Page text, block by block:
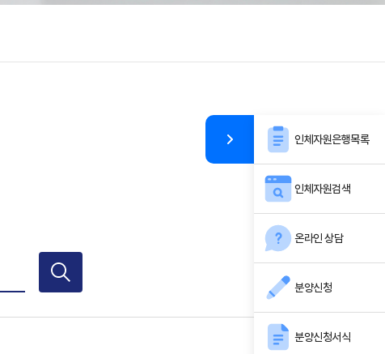
인체자원은행목록
인체자원검색
온라인 상담
분양신청
분양신청서식